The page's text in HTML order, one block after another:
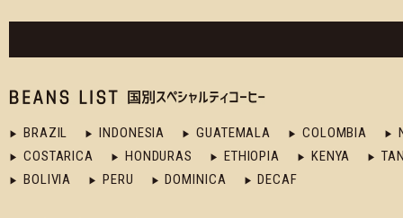
BRAZIL INDONESIA GUATEMALA COLOMBIA
COSTARICA
HONDURAS ETHIOPIA KENYA
BOLIVIA
PERU DOMINICA DECAF